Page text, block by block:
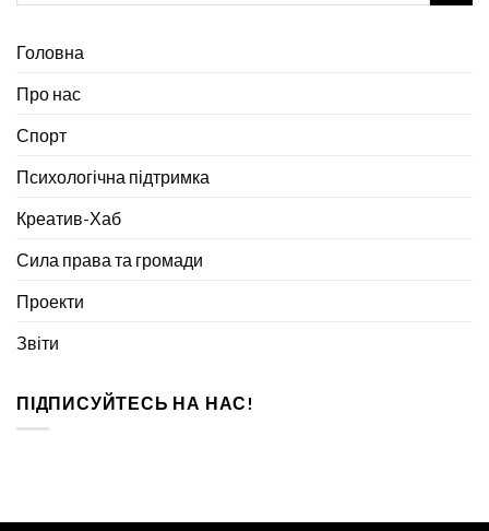
Головна
Про нас
Спорт
Психологічна підтримка
Креатив-Хаб
Сила права та громади
Проекти
Звіти
ПІДПИСУЙТЕСЬ НА НАС!